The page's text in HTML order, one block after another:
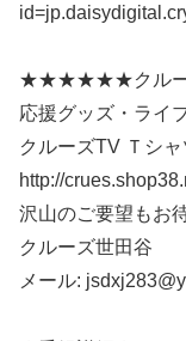
★★★★★★クルー
応援グッズ・ライ
クルーズTV Ｔシ
http://
沢山のご要望もお
クルーズ世田谷
メール: